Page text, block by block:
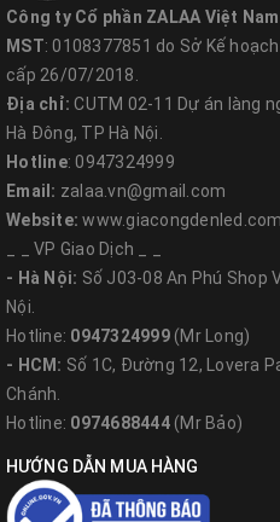
Công ty Cổ phần ZALAA Việt Nam
MST: 0108377851 do Sở Kế
cấp 26/07/2018.
Địa chỉ: CUTM 02-11 Dự án làng
Hà Đông, TP Hà Nội.
Hotline: 0947324999
Email: zalaa.vn@gmail.com
Website:www.giacongdenled.com
_ _ VP Giao Dịch _ _
- Hà Nội: Số J03-08 An Phú Shop
Nội.
Hotline: 0947324999(Mr Long)
- HCM: Số 1C, Đường 12, Lovera
Chánh.
Hotline: 0974688444(Mr Bảo)
HƯỚNG DẪN MUA HÀNG